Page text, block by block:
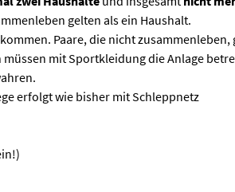
gelten als ein Haushalt.
Paare, die nicht zusammenleben,
mit Sportkleidung die Anlage
erfolgt wie bisher mit Schleppnetz